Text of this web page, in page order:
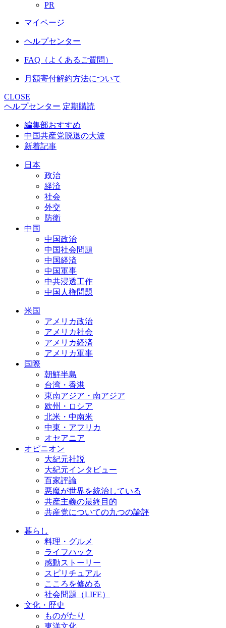
PR
マイページ
ヘルプセンター
FAQ（よくあるご質問）
月額寄付解約方法について
CLOSE
ヘルプセンター 定期購読
編集部おすすめ
中国共産党脱退の大波
新着記事
日本
政治
経済
社会
外交
防衛
中国
中国政治
中国社会問題
中国経済
中国軍事
中共浸透工作
中国人権問題
米国
アメリカ政治
アメリカ社会
アメリカ経済
アメリカ軍事
国際
朝鮮半島
台湾・香港
東南アジア・南アジア
欧州・ロシア
北米・中南米
中東・アフリカ
オセアニア
オピニオン
大紀元社説
大紀元インタビュー
百家評論
悪魔が世界を統治している
共産主義の最終目的
共産党についての九つの論評
暮らし
料理・グルメ
ライフハック
感動ストーリー
スピリチュアル
こころを修める
社会問題（LIFE）
文化・歴史
ものがたり